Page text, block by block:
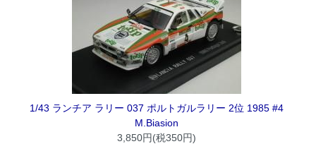
1/43 ランチア ラリー 037 ポルトガルラリー 2位 1985 #4
M.Biasion
3,850円(税350円)